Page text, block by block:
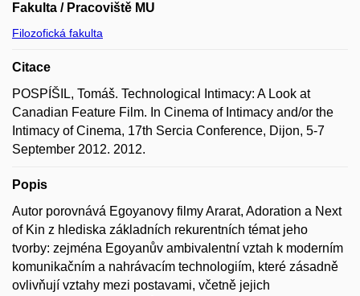
Fakulta / Pracoviště MU
Filozofická fakulta
Citace
POSPÍŠIL, Tomáš. Technological Intimacy: A Look at
Canadian Feature Film. In Cinema of Intimacy and/or the
Intimacy of Cinema, 17th Sercia Conference, Dijon, 5-7
September 2012. 2012.
Popis
Autor porovnává Egoyanovy filmy Ararat, Adoration a Next
of Kin z hlediska základních rekurentních témat jeho
tvorby: zejména Egoyanův ambivalentní vztah k moderním
komunikačním a nahrávacím technologiím, které zásadně
ovlivňují vztahy mezi postavami, včetně jejich